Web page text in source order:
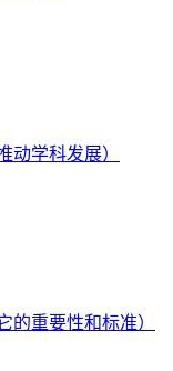
动学科发展）
的重要性和标准）